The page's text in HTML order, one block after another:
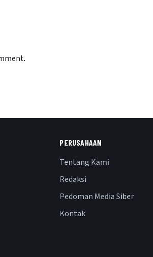
PERUSAHAAN
Tentang Kami
Redaksi
Pedoman Media Siber
Kontak